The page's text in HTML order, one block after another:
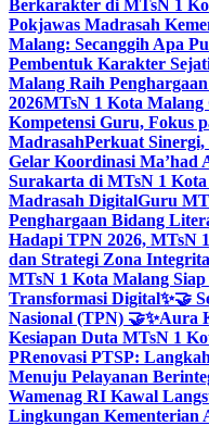
Berkarakter di MTsN 1
Pokjawas Madrasah
Malang: Secanggih Apa
Pembentuk Karakter
Malang Raih
2026MTsN 1 Kota Malang
Kompetensi Guru, Fokus
MadrasahPerkuat
Gelar Koordinasi Ma’had
Surakarta di MTsN 1
Madrasah DigitalGuru
Penghargaan Bidang
Hadapi TPN 2026, MTsN
dan Strategi Zona
MTsN 1 Kota Malang
Transformasi Digital✨🤝
Nasional (TPN) 🤝✨Aura
Kesiapan Duta MTsN 1
PRenovasi PTSP:
Menuju Pelayanan
Wamenag RI Kawal
Lingkungan Kementerian